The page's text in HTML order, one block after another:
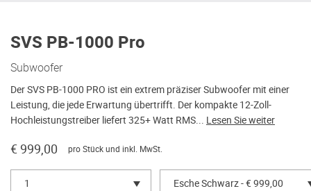
SVS PB-1000 Pro
Subwoofer
Der SVS PB-1000 PRO ist ein extrem präziser Subwoofer mit einer
Leistung, die jede Erwartung übertrifft. Der kompakte 12-Zoll-
Hochleistungstreiber liefert 325+ Watt RMS... Lesen Sie weiter
€ 999,00 pro Stück und inkl. MwSt.
1 Esche Schwarz - € 999,00